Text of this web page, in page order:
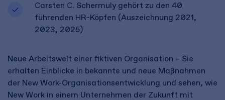
Carsten C. Schermuly gehört zu den 40
führenden HR-Köpfen (Auszeichnung 2021,
2023, 2025)
Neue Arbeitswelt einer fiktiven Organisation – Sie
erhalten Einblicke in bekannte und neue Maßnahmen
der New Work-Organisationsentwicklung und sehen, wie
New Work in einem Unternehmen der Zukunft mit